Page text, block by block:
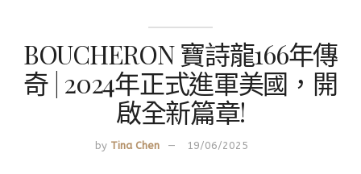
BOUCHERON 寶詩龍166年傳
奇 | 2024年正式進軍美國，開
啟全新篇章!
by Tina Chen 19/06/2025